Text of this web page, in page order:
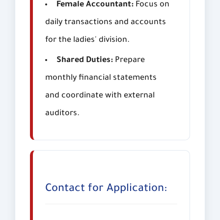
Female Accountant: Focus on
daily transactions and accounts
for the ladies' division.
Shared Duties: Prepare
monthly financial statements
and coordinate with external
auditors.
Contact for Application: